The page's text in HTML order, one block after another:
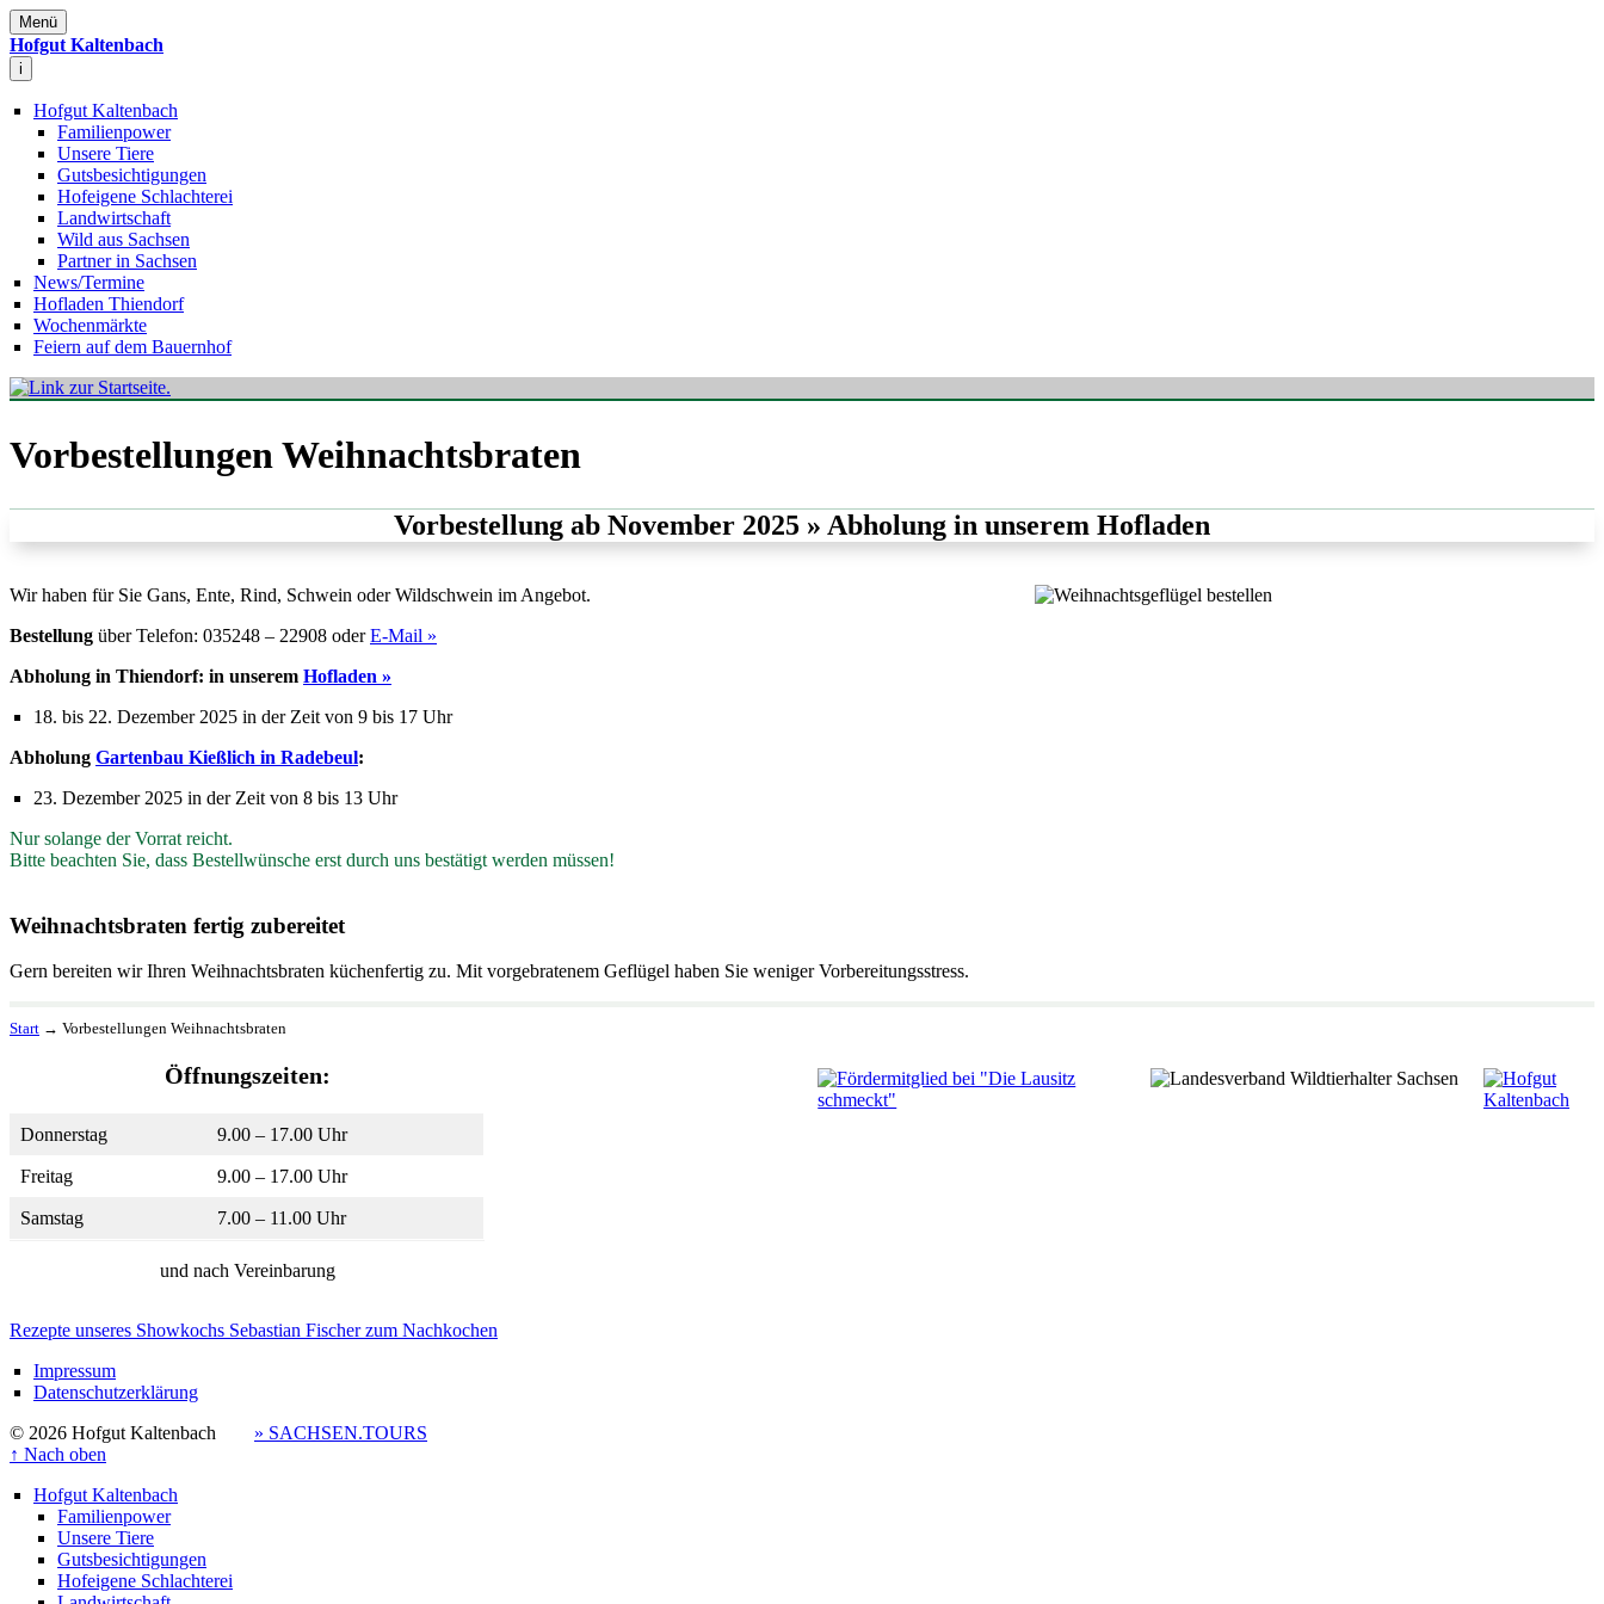
Menü
Hofgut Kaltenbach
i
Hofgut Kaltenbach
Familienpower
Unsere Tiere
Gutsbesichtigungen
Hofeigene Schlachterei
Landwirtschaft
Wild aus Sachsen
Partner in Sachsen
News/Termine
Hofladen Thiendorf
Wochenmärkte
Feiern auf dem Bauernhof
Vorbestellungen Weihnachtsbraten
Vorbestellung ab November 2025 » Abholung in unserem Hofladen
Wir haben für Sie Gans, Ente, Rind, Schwein oder Wildschwein im Angebot.
Bestellung über Telefon: 035248 – 22908 oderE-Mail »
Abholung in Thiendorf: in unserem Hofladen »
18. bis 22. Dezember 2025 in der Zeit von 9 bis 17 Uhr
Abholung Gartenbau Kießlich in Radebeul:
23. Dezember 2025 in der Zeit von 8 bis 13 Uhr
Nur solange der Vorrat reicht.
Bitte beachten Sie, dass Bestellwünsche erst durch uns bestätigt werden müssen!
Weihnachtsbraten fertig zubereitet
Gern bereiten wir Ihren Weihnachtsbraten küchenfertig zu. Mit vorgebratenem Geflügel haben Sie weniger Vorbereitungsstress.
Start → Vorbestellungen Weihnachtsbraten
Öffnungszeiten:
Donnerstag 9.00 – 17.00 Uhr
Freitag 9.00 – 17.00 Uhr
Samstag 7.00 – 11.00 Uhr
und nach Vereinbarung
Rezepte unseres Showkochs Sebastian Fischer zum Nachkochen
Impressum
Datenschutzerklärung
© 2026 Hofgut Kaltenbach » SACHSEN.TOURS
↑ Nach oben
Hofgut Kaltenbach
Familienpower
Unsere Tiere
Gutsbesichtigungen
Hofeigene Schlachterei